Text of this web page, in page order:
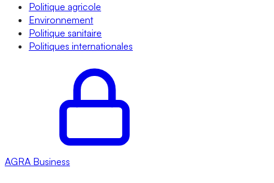
Politique agricole
Environnement
Politique sanitaire
Politiques internationales
AGRA Business